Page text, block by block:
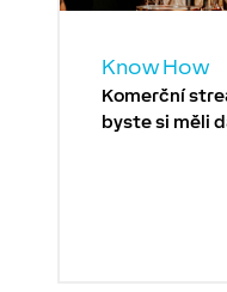
Know How
Komerční
byste si měli